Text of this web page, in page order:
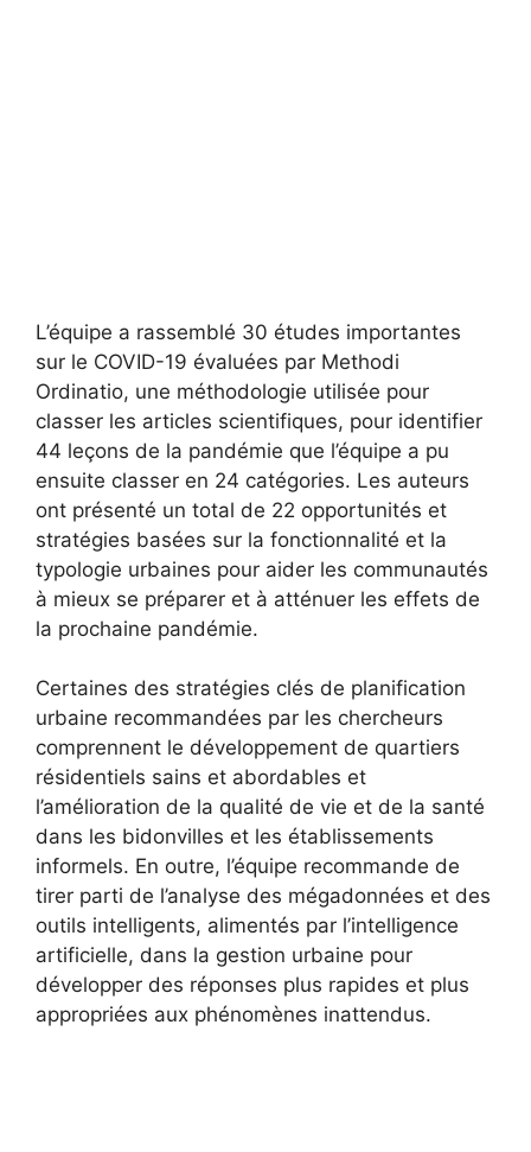
L’équipe a rassemblé 30 études importantes
sur le COVID-19 évaluées par Methodi
Ordinatio, une méthodologie utilisée pour
classer les articles scientifiques, pour identifier
44 leçons de la pandémie que l’équipe a pu
ensuite classer en 24 catégories. Les auteurs
ont présenté un total de 22 opportunités et
stratégies basées sur la fonctionnalité et la
typologie urbaines pour aider les communautés
à mieux se préparer et à atténuer les effets de
la prochaine pandémie.
Certaines des stratégies clés de planification
urbaine recommandées par les chercheurs
comprennent le développement de quartiers
résidentiels sains et abordables et
l’amélioration de la qualité de vie et de la santé
dans les bidonvilles et les établissements
informels. En outre, l’équipe recommande de
tirer parti de l’analyse des mégadonnées et des
outils intelligents, alimentés par l’intelligence
artificielle, dans la gestion urbaine pour
développer des réponses plus rapides et plus
appropriées aux phénomènes inattendus.